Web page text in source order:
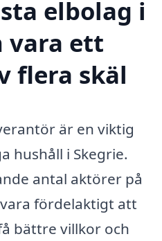
elbolag i
vara ett
flera skäl
är en viktig
hushåll i Skegrie.
antal aktörer på
fördelaktigt att
bättre villkor och